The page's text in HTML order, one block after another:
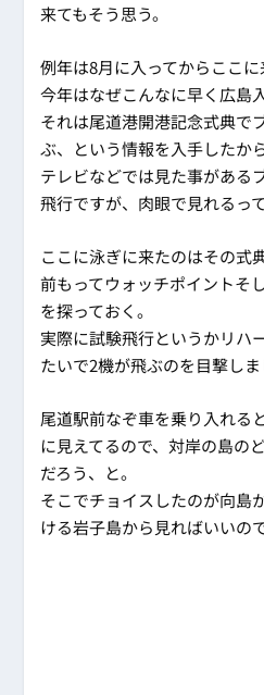
来てもそう思う。
例年は8月に入ってからここに
今年はなぜこんなに早く広島
それは尾道港開港記念式典で
ぶ、という情報を入手したか
テレビなどでは見た事がある
飛行ですが、肉眼で見れるっ
ここに泳ぎに来たのはその式
前もってウォッチポイントそ
を探っておく。
実際に試験飛行というかリハ
たいで2機が飛ぶのを目撃しま
尾道駅前なぞ車を乗り入れる
に見えてるので、対岸の島の
だろう、と。
そこでチョイスしたのが向島
ける岩子島から見ればいいの